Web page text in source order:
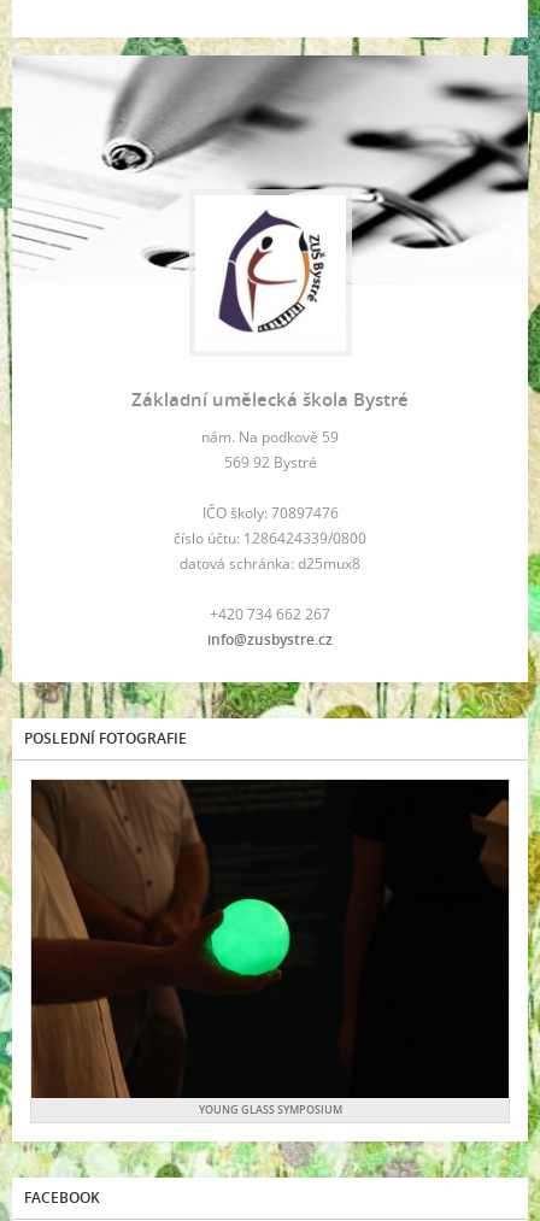
Základní umělecká škola Bystré
nám. Na podkově 59
569 92 Bystré
IČO školy: 70897476
číslo účtu: 1286424339/0800
datová schránka: d25mux8
+420 734 662 267
info@zusbystre.cz
POSLEDNÍ FOTOGRAFIE
YOUNG GLASS SYMPOSIUM
FACEBOOK